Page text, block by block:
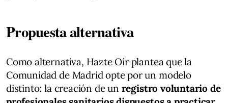
Propuesta alternativa
Como alternativa, Hazte Oír plantea que la
Comunidad de Madrid opte por un modelo
distinto: la creación de un registro voluntario de